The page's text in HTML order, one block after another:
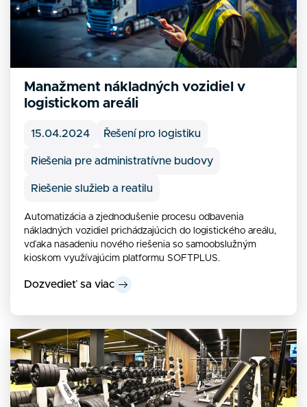
Manažment nákladných vozidiel v
logistickom areáli
15.04.2024 Řešení pro logistiku
Riešenia pre administratívne budovy
Riešenie služieb a reatilu
Automatizácia a zjednodušenie procesu odbavenia
nákladných vozidiel prichádzajúcich do logistického areálu,
vďaka nasadeniu nového riešenia so samoobslužným
kioskom využívajúcim platformu SOFTPLUS.
Dozvedieť sa viac